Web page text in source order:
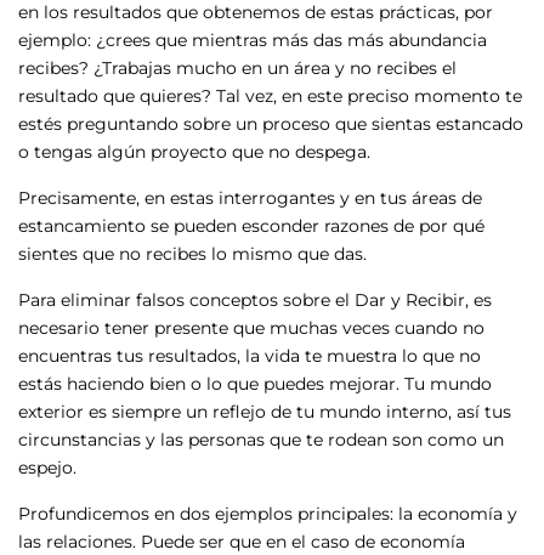
en los resultados que obtenemos de estas prácticas, por
ejemplo: ¿crees que mientras más das más abundancia
recibes? ¿Trabajas mucho en un área y no recibes el
resultado que quieres? Tal vez, en este preciso momento te
estés preguntando sobre un proceso que sientas estancado
o tengas algún proyecto que no despega.
Precisamente, en estas interrogantes y en tus áreas de
estancamiento se pueden esconder razones de por qué
sientes que no recibes lo mismo que das.
Para eliminar falsos conceptos sobre el Dar y Recibir, es
necesario tener presente que muchas veces cuando no
encuentras tus resultados, la vida te muestra lo que no
estás haciendo bien o lo que puedes mejorar. Tu mundo
exterior es siempre un reflejo de tu mundo interno, así tus
circunstancias y las personas que te rodean son como un
espejo.
Profundicemos en dos ejemplos principales: la economía y
las relaciones. Puede ser que en el caso de economía